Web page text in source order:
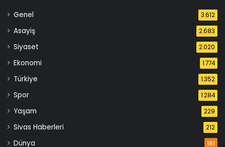
Genel 3.612
Asayiş 2.683
Siyaset 2.020
Ekonomi 1.774
Türkiye 1.352
Spor 1.284
Yaşam 229
Sivas Haberleri 212
Dünya 181